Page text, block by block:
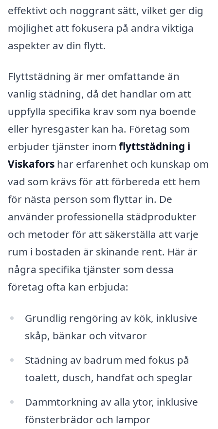
effektivt och noggrant sätt, vilket ger dig
möjlighet att fokusera på andra viktiga
aspekter av din flytt.
Flyttstädning är mer omfattande än
vanlig städning, då det handlar om att
uppfylla specifika krav som nya boende
eller hyresgäster kan ha. Företag som
erbjuder tjänster inom flyttstädning i
Viskafors har erfarenhet och kunskap om
vad som krävs för att förbereda ett hem
för nästa person som flyttar in. De
använder professionella städprodukter
och metoder för att säkerställa att varje
rum i bostaden är skinande rent. Här är
några specifika tjänster som dessa
företag ofta kan erbjuda:
Grundlig rengöring av kök, inklusive
skåp, bänkar och vitvaror
Städning av badrum med fokus på
toalett, dusch, handfat och speglar
Dammtorkning av alla ytor, inklusive
fönsterbrädor och lampor